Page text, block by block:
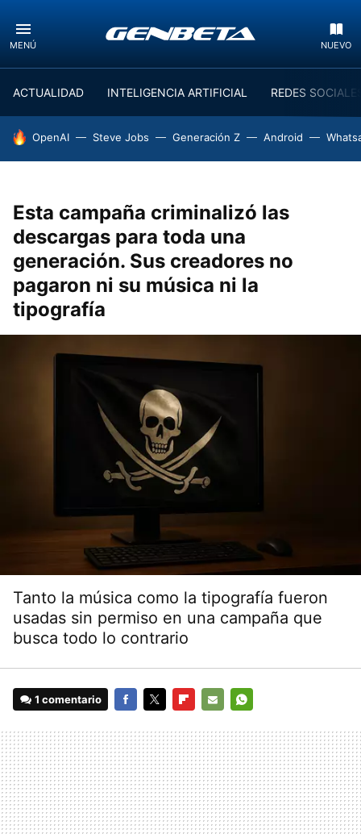
MENÚ NUEVO
ACTUALIDAD INTELIGENCIA ARTIFICIAL REDES
HOY SE HABLA DE
OpenAI Steve Jobs Generación Z Android
Esta campaña criminalizó las
descargas para toda una
generación. Sus creadores no
pagaron ni su música ni la
tipografía
Tanto la música como la tipografía fueron
usadas sin permiso en una campaña que
busca todo lo contrario
1 comentario
MAIL